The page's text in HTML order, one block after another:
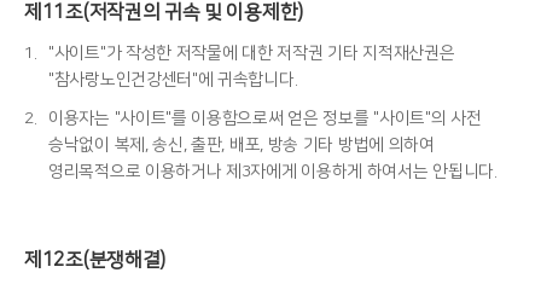
제11조(저작권의 귀속 및 이용제한)
1.
"사이트"가 작성한 저작물에 대한 저작권 기타 지적재산권은
"참사랑노인건강센터"에 귀속합니다.
2.
이용자는 "사이트"를 이용함으로써 얻은 정보를 "사이트"의 사전
승낙없이 복제, 송신, 출판, 배포, 방송 기타 방법에 의하여
영리목적으로 이용하거나 제3자에게 이용하게 하여서는 안됩니다.
제12조(분쟁해결)